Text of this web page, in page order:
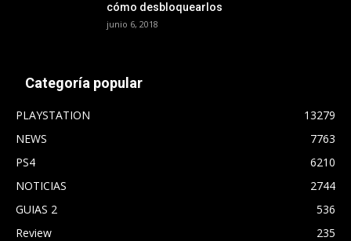
cómo desbloquearlos
junio 6, 2018
Categoría popular
PLAYSTATION
13279
NEWS
7763
PS4
6210
NOTICIAS
2744
GUIAS 2
536
Review
235